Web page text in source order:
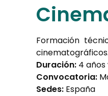
Formación
Duración: 4 años
Convocatoria:
Sedes: España